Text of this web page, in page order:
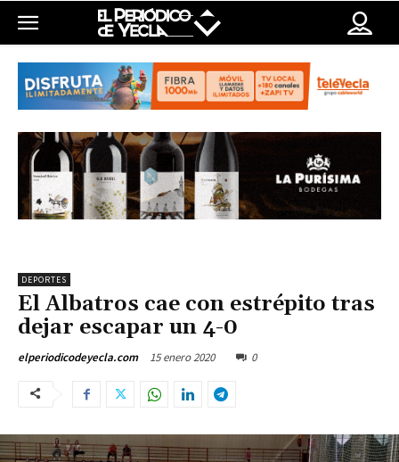
DEPORTES
El Albatros cae con estrépito tras
dejar escapar un 4-0
elperiodicodeyecla.com 15 enero 2020 0